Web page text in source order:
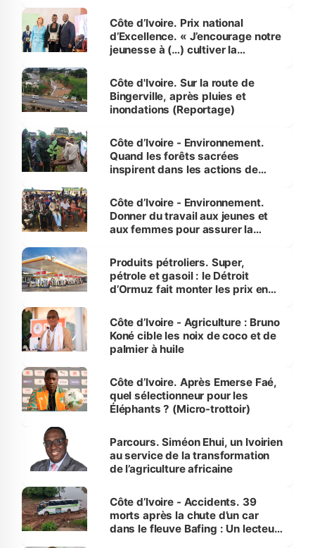
Côte d’Ivoire. Prix national
d’Excellence. « J’encourage notre
jeunesse à (…) cultiver la
(Alassane Ouattara
Côte d'Ivoire. Sur la route de
Bingerville, après pluies et
inondations (Reportage)
Côte d’Ivoire - Environnement.
Quand les forêts sacrées
inspirent dans les actions de
Côte d’Ivoire - Environnement.
Donner du travail aux jeunes et
aux femmes pour assurer la
menacées
Produits pétroliers. Super,
pétrole et gasoil : le Détroit
d’Ormuz fait monter les prix en
Côte d’Ivoire - Agriculture : Bruno
Koné cible les noix de coco et de
palmier à huile
Côte d’Ivoire. Après Emerse Faé,
quel sélectionneur pour les
Éléphants ? (Micro-trottoir)
Parcours. Siméon Ehui, un Ivoirien
au service de la transformation
de l’agriculture africaine
Côte d’Ivoire - Accidents. 39
morts après la chute d’un car
dans le fleuve Bafing : Un lecteur